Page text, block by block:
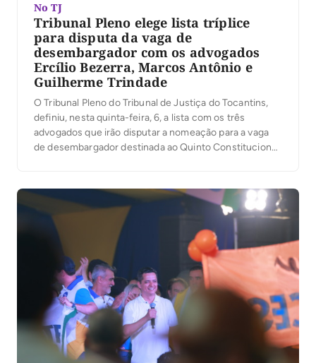
No TJ
Tribunal Pleno elege lista tríplice
para disputa da vaga de
desembargador com os advogados
Ercílio Bezerra, Marcos Antônio e
Guilherme Trindade
O Tribunal Pleno do Tribunal de Justiça do Tocantins,
definiu, nesta quinta-feira, 6, a lista com os três
advogados que irão disputar a nomeação para a vaga
de desembargador destinada ao Quinto Constitucional.
na abertura da votação, que da lista sêxtupla com […]